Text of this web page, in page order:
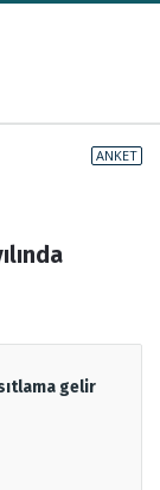
ANKET
gelir